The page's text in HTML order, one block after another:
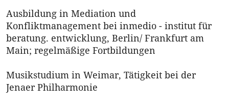
Ausbildung in Mediation und
Konfliktmanagement bei inmedio - institut für
beratung. entwicklung, Berlin/ Frankfurt am
Main; regelmäßige Fortbildungen
Musikstudium in Weimar, Tätigkeit bei der
Jenaer Philharmonie